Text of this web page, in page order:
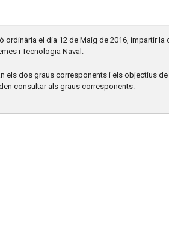
ordinària el dia 12 de Maig de 2016, impartir la
i Tecnologia Naval.
els dos graus corresponents i els objectius
consultar als graus corresponents.